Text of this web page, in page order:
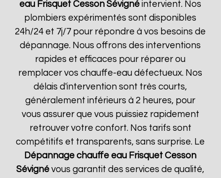
eau Frisquet Cesson Sévigné intervient. Nos
plombiers expérimentés sont disponibles
24h/24 et 7j/7 pour répondre à vos besoins de
dépannage. Nous offrons des interventions
rapides et efficaces pour réparer ou
remplacer vos chauffe-eau défectueux. Nos
délais d'intervention sont très courts,
généralement inférieurs à 2 heures, pour
vous assurer que vous puissiez rapidement
retrouver votre confort. Nos tarifs sont
compétitifs et transparents, sans surprise. Le
Dépannage chauffe eau Frisquet Cesson
Sévigné vous garantit des services de qualité,